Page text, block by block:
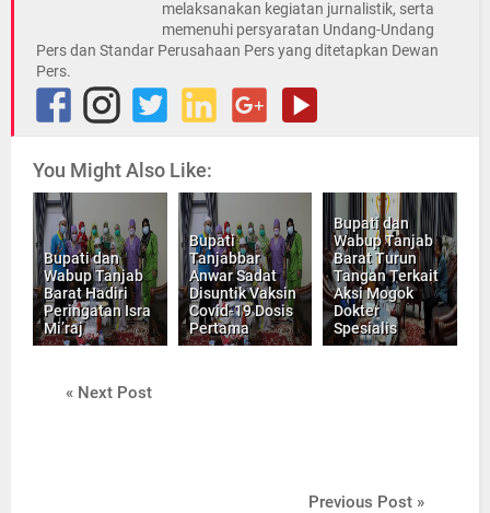
melaksanakan kegiatan jurnalistik, serta
memenuhi persyaratan Undang-Undang
Pers dan Standar Perusahaan Pers yang ditetapkan Dewan
Pers.
You Might Also Like:
Bupati dan
Wabup Tanjab
Barat Hadiri
Peringatan Isra
Mi’raj
Bupati
Tanjabbar
Anwar Sadat
Disuntik Vaksin
Covid-19 Dosis
Pertama
Bupati dan
Wabup Tanjab
Barat Turun
Tangan Terkait
Aksi Mogok
Dokter
Spesialis
« Next Post
Previous Post »